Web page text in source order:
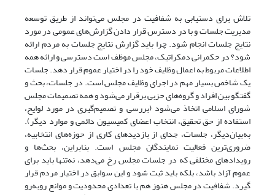
تلاش برای دستیابی به شفافیت در مجلس می‌تواند از طریق توسعه
مدیریت جلسات و با در دسترس قرار دادن گزارش‌های عمومی در مورد
نتایج جلسات انجام شود. چرا باید گزارش نتایج جلسات به مردم ارائه
شود؟ در حکمرانی دمکراتیک، مجلس موظف است دسترسی و ارائه همه
اطلاعات مربوط به اعمال وظایف خود را در اختیار عموم قرار دهد. جلسات
یک شاخص بسیار مهم در اجرای وظایف مجلس است. در جلسات، بحث و
گفتگو بین افراد و گروه‌های حزبی برقرار می‌شود و همه تصمیمات مجلس
شورای اسلامی اتخاذ می‌شود (بررسی و تصمیم‌گیری در مورد لوایح،
استفاده از حق تحقیق، انتخاب اعضای کمیسیون دائمی و موارد دیگر).
به‌بیان‌دیگر، جلسات، جدای از بازدیدهای کاری از حوزه‌های انتخابیه،
ضروری‌ترین فعالیت نمایندگان مجلس است. بنابراین، بحث‌ها و
رویدادهای مختلفی که در جلسات مجلس رخ می‌دهد، نه‌تنها باید برای
عموم آزاد باشد، بلکه باید ثبت شود و این سوابق در اختیار مردم قرار
گیرد. شفافیت در مجلس هنوز هم با تعدادی محدودیت و موانع روبه‌رو